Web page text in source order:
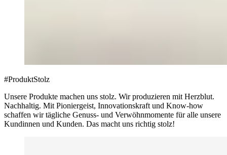
#ProduktStolz
Unsere Produkte machen uns stolz. Wir produzieren mit Herzblut.
Nachhaltig. Mit Pioniergeist, Innovationskraft und Know-how
schaffen wir tägliche Genuss- und Verwöhnmomente für alle unsere
Kundinnen und Kunden. Das macht uns richtig stolz!